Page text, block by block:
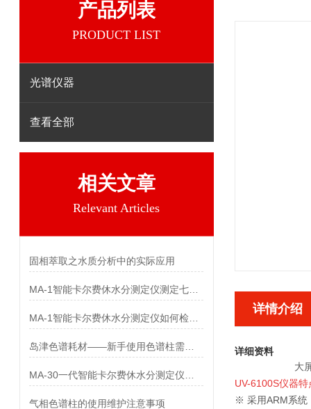
产品列表
PRODUCT LIST
光谱仪器
查看全部
相关文章
Relevant Articles
固相萃取之水质分析中的实际应用
气相色谱柱的使用维护注意事项
详情介绍
详细资料
大
UV-6100S仪器特
※ 采用ARM系统